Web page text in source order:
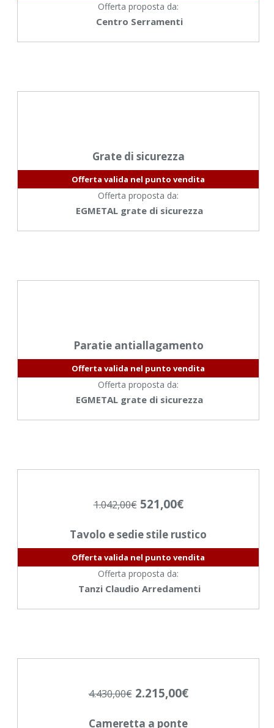
Offerta proposta da:
Centro Serramenti
Grate di sicurezza
Offerta valida nel punto vendita
Offerta proposta da:
EGMETAL grate di sicurezza
Paratie antiallagamento
Offerta valida nel punto vendita
Offerta proposta da:
EGMETAL grate di sicurezza
1.042,00€ 521,00€
Tavolo e sedie stile rustico
Offerta valida nel punto vendita
Offerta proposta da:
Tanzi Claudio Arredamenti
4.430,00€ 2.215,00€
Cameretta a ponte